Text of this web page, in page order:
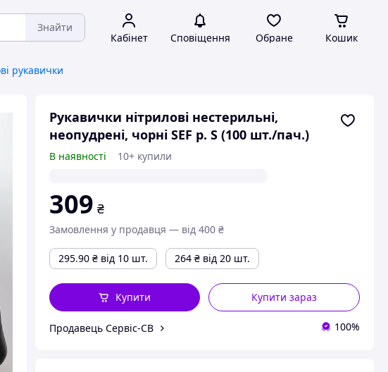
Знайти
Кабінет Сповіщення Обране Кошик
рукавички
Рукавички нітрилові нестерильні,
неопудрені, чорні SEF р. S (100 шт./пач.)
В наявності 10+ купили
309 ₴
Замовлення у продавця — від 400 ₴
295.90 ₴ від 10 шт. 264 ₴ від 20 шт.
Купити зараз
Купити
Продавець Сервіс-СВ 100%